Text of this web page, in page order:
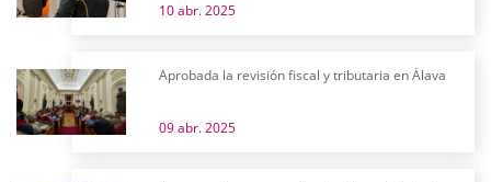
10 abr. 2025
Aprobada la revisión fiscal y tributaria en Álava
09 abr. 2025